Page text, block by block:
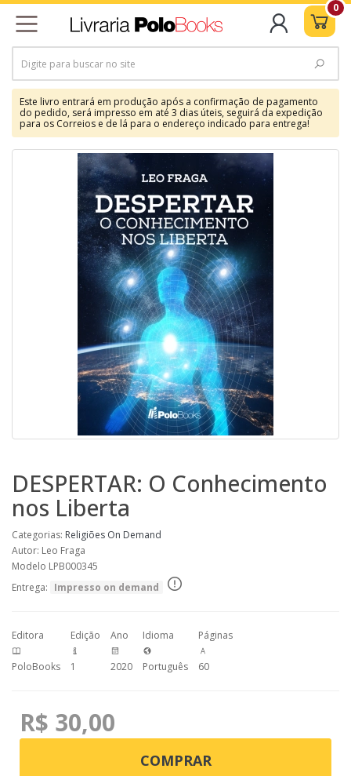
0
Este livro entrará em produção após a confirmação de pagamento
do pedido, será impresso em até 3 dias úteis, seguirá da expedição
para os Correios e de lá para o endereço indicado para entrega!
DESPERTAR: O Conhecimento
nos Liberta
Categorias: Religiões On Demand
Autor: Leo Fraga
Modelo LPB000345
Entrega: Impresso on demand
Editora
PoloBooks
Edição
1
Ano
2020
Idioma
Português
Páginas
60
R$ 30,00
COMPRAR